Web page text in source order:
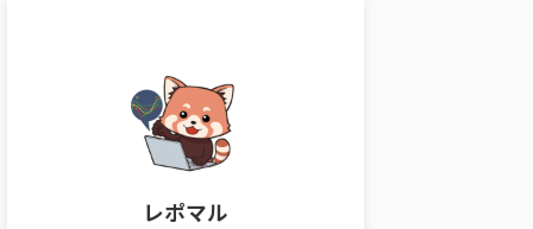
レポマル